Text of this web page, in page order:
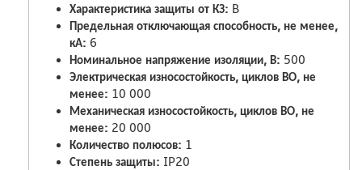
Характеристика защиты от КЗ: B
Предельная отключающая способность, не менее,
кА: 6
Номинальное напряжение изоляции, В: 500
Электрическая износостойкость, циклов ВО, не
менее: 10 000
Механическая износостойкость, циклов ВО, не
менее: 20 000
Количество полюсов: 1
Степень защиты: IP20